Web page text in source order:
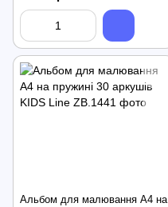
Альбом для малювання А4 на